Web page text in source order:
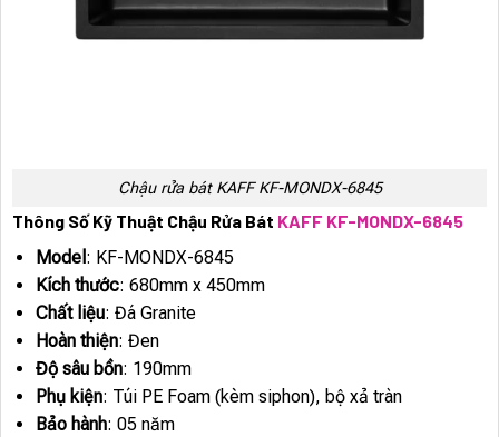
Chậu rửa bát KAFF KF-MONDX-6845
Thông Số Kỹ Thuật Chậu Rửa Bát KAFF KF-MONDX-6845
Model : KF-MONDX-6845
Kích thước: 680mm x 450mm
Chất liệu: Đá Granite
Hoàn thiện: Đen
Độ sâu bồn: 190mm
Phụ kiện: Túi PE Foam (kèm siphon), bộ xả tràn
Bảo hành: 05 năm